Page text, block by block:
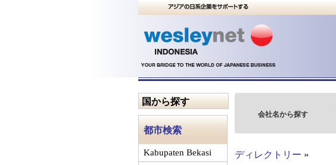
国から探す
都市検索
Kabupaten Bekasi
会社名から探す
ディレクトリー »